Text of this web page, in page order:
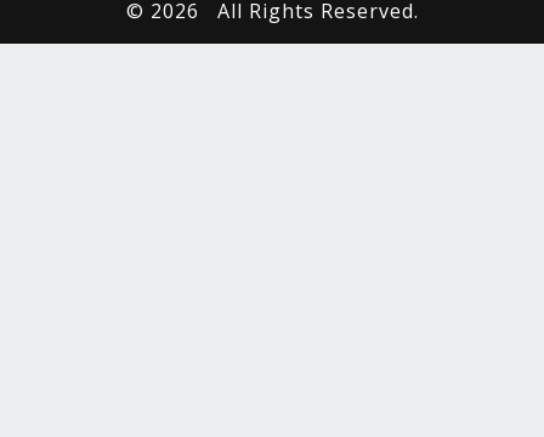
© 2026 All Rights Reserved.